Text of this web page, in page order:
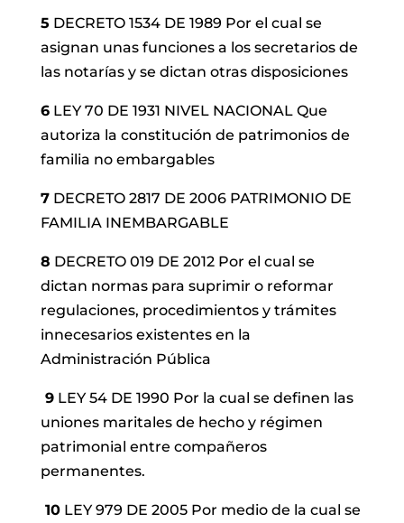
5 DECRETO 1534 DE 1989 Por el cual se
asignan unas funciones a los secretarios de
las notarías y se dictan otras disposiciones
6LEY 70 DE 1931 NIVEL NACIONAL Que
autoriza la constitución de patrimonios de
familia no embargables
7DECRETO 2817 DE 2006 PATRIMONIO DE
FAMILIA INEMBARGABLE
8 DECRETO 019 DE 2012 Por el cual se
dictan normas para suprimir o reformar
regulaciones, procedimientos y trámites
innecesarios existentes en la
Administración Pública
9LEY 54 DE 1990 Por la cual se definen las
uniones maritales de hecho y régimen
patrimonial entre compañeros
permanentes.
10LEY 979 DE 2005 Por medio de la cual se